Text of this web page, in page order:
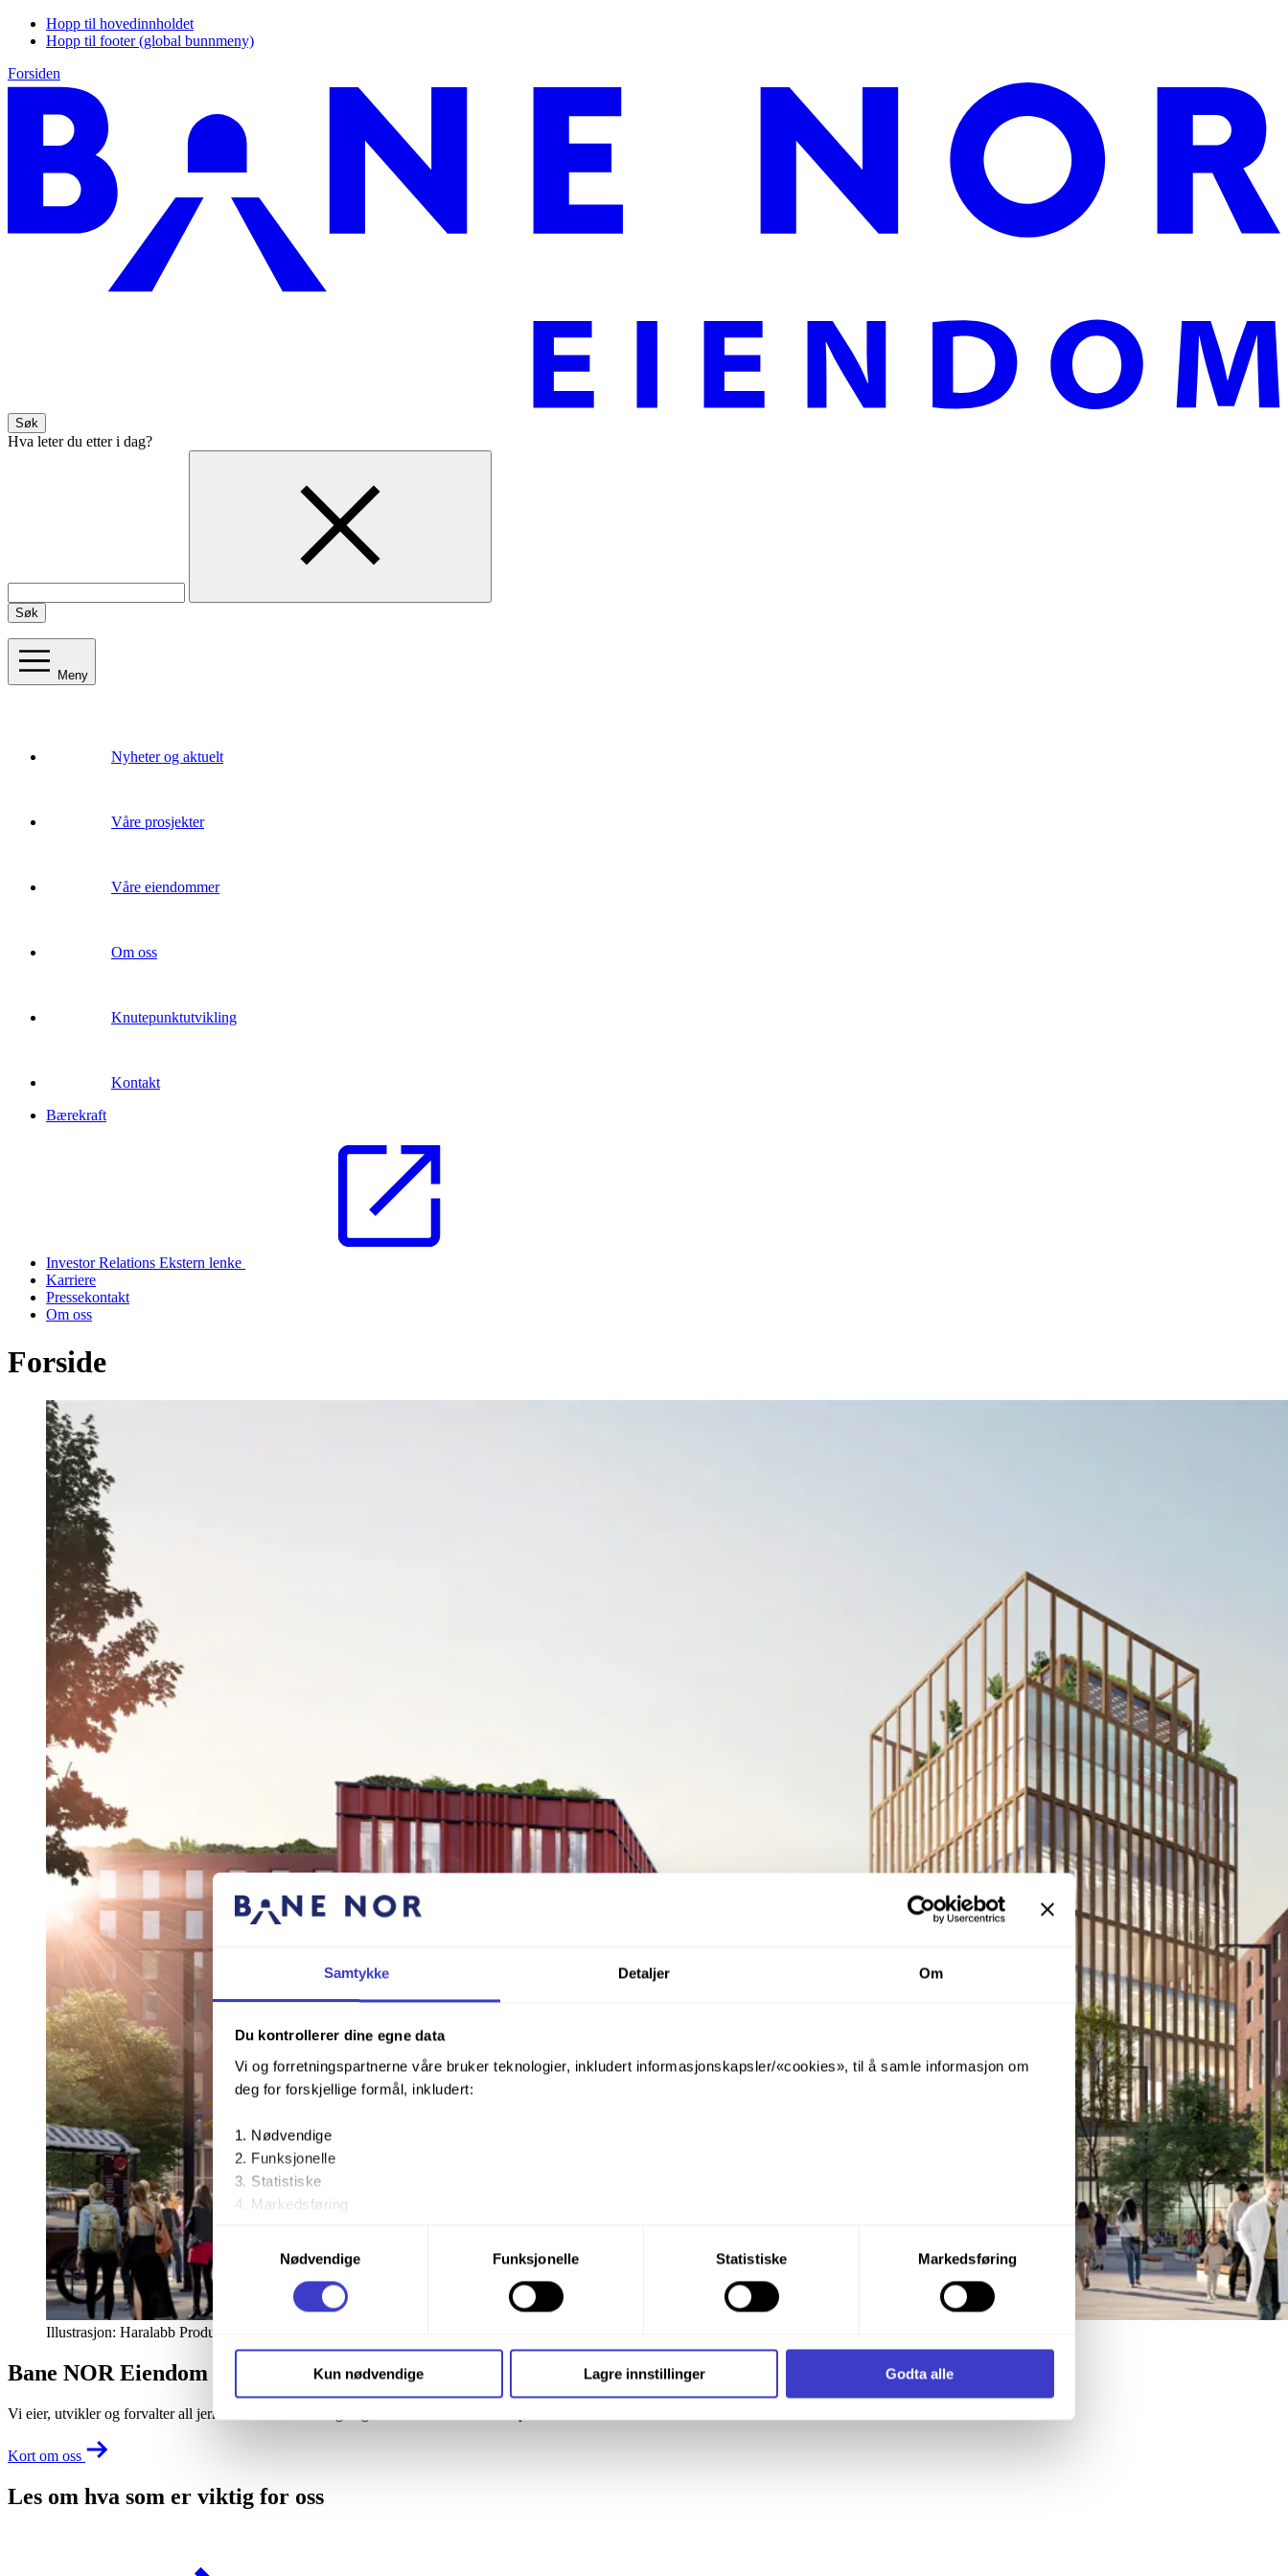
Samtykke Detaljer Om
Du kontrollerer dine egne data
Vi og forretningspartnerne våre bruker teknologier, inkludert informasjonskapsler/«cookies», til å samle informasjon om
deg for forskjellige formål, inkludert:
Nødvendige
Funksjonelle
Statistiske
Markedsføring
Ved å trykke «Godta alle» gir du din tillatelse til alle disse formålene. Du kan også velge formålet du vil samtykke til ved å
trykke på avmerkingsboksen under formålet, og deretter trykke «Lagre innstillingene».
Du kan lese mer om hvordan vi bruker informasjonskapsler og annen teknologi, og hvordan vi samler inn og behandler
personopplysninger på vår side
Informasjonskapsler (Cookies)
Nødvendige
Funksjonelle Statistiske Markedsføring
Kun nødvendige Lagre innstillinger Godta alle
Hopp til hovedinnholdet
Hopp til footer (global bunnmeny)
Forsiden
Søk
Hva leter du etter i dag?
Søk
Meny
Nyheter og aktuelt
Våre prosjekter
Våre eiendommer
Om oss
Knutepunktutvikling
Kontakt
Bærekraft
Investor Relations Ekstern lenke
Karriere
Pressekontakt
Om oss
Forside
Illustrasjon: Haralabb Productions
Bane NOR Eiendom
Vi eier, utvikler og forvalter all jernbaneeiendom i Norge og er landets ledende knutepunktutvikler.
Kort om oss
Les om hva som er viktig for oss